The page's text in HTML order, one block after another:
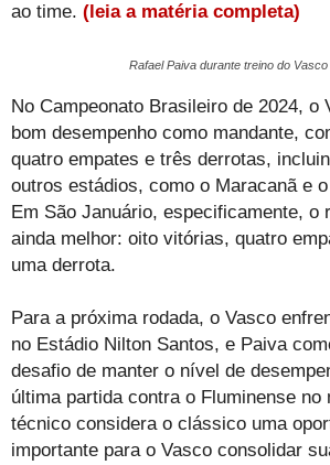
ao time. (leia a matéria completa)
Rafael Paiva durante treino do
No Campeonato Brasileiro de 2024, o
bom desempenho como mandante,
quatro empates e três derrotas,
outros estádios, como o Maracanã e
Em São Januário, especificamente, o
ainda melhor: oito vitórias, quatro
uma derrota.
Para a próxima rodada, o Vasco
no Estádio Nilton Santos, e Paiva
desafio de manter o nível de
última partida contra o Fluminense no
técnico considera o clássico uma
importante para o Vasco consolidar